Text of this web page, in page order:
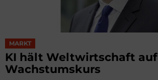
MARKT
KI hält Weltwirtschaft auf
Wachstumskurs